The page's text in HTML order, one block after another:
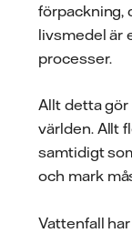
förpackning,
livsmedel är
processer.
Allt detta
världen. Allt
samtidigt
och mark
Vattenfall